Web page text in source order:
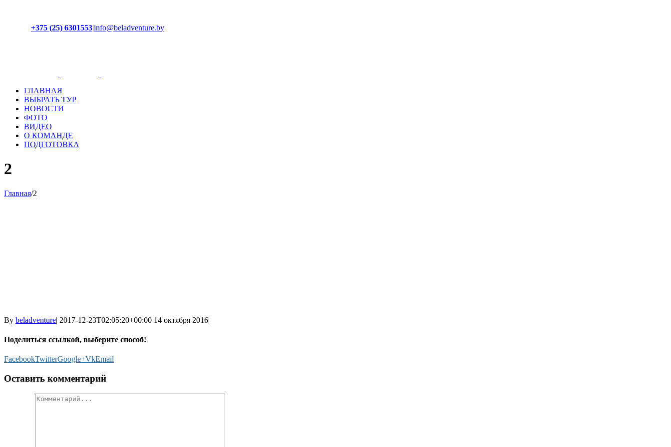
+375 (25) 6301553|info@beladventure.by
ГЛАВНАЯ
ВЫБРАТЬ ТУР
НОВОСТИ
ФОТО
ВИДЕО
О КОМАНДЕ
ПОДГОТОВКА
2
Главная/2
By beladventure| 2017-12-23T02:05:20+00:00 14 октября 2016|
Поделиться ссылкой, выберите способ!
FacebookTwitterGoogle+VkEmail
Оставить комментарий